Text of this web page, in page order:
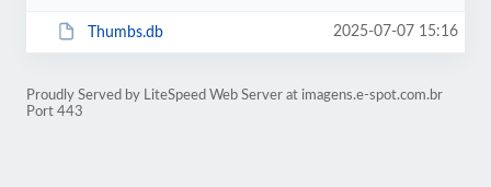
Thumbs.db 2025-07-07 15:16
Proudly Served by LiteSpeed Web Server at imagens.e-spot.com.br
Port 443